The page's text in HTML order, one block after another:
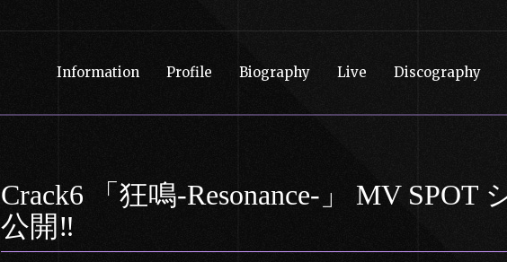
Information Profile Biography Live Discography
Crack6 「狂鳴-Resonance-」 MV
公開‼️